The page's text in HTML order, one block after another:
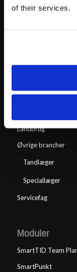
of their services.
Brancher
Transportsektoren
Landbrug
Øvrige brancher
Tandlæger
Speciallæger
Servicefag
Moduler
SmartTID Team
SmartPunkt